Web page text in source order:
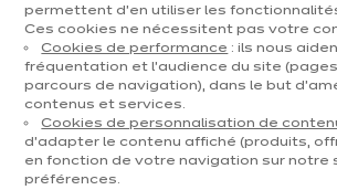
Télécharger le
Prendre rendez-
permettent d’en utiliser les
Ces cookies ne nécessitent pas votre
Cookies de performance : ils nous
fréquentation et l’audience du site
parcours de navigation), dans le but
contenus et services.
Cookies de personnalisation de
d’adapter le contenu affiché (produits,
en fonction de votre navigation sur notre
préférences.